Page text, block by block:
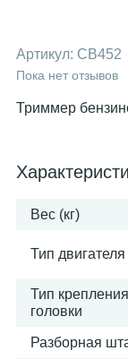
Артикул: CB452
Пока нет отзывов
Триммер
Вес (кг)
Тип двигателя
Тип
головки
Разборная